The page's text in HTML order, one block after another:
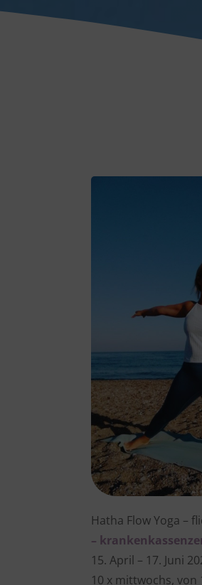
Hatha Flow Yoga –
–
15. April – 17. Juni
10 x mittwochs, von